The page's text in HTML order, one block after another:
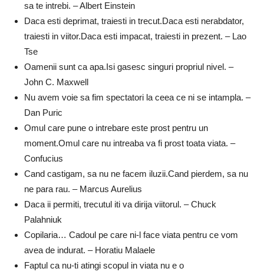
sa te intrebi. – Albert Einstein
Daca esti deprimat, traiesti in trecut.Daca esti nerabdator,
traiesti in viitor.Daca esti impacat, traiesti in prezent. – Lao
Tse
Oamenii sunt ca apa.Isi gasesc singuri propriul nivel. –
John C. Maxwell
Nu avem voie sa fim spectatori la ceea ce ni se intampla. –
Dan Puric
Omul care pune o intrebare este prost pentru un
moment.Omul care nu intreaba va fi prost toata viata. –
Confucius
Cand castigam, sa nu ne facem iluzii.Cand pierdem, sa nu
ne para rau. – Marcus Aurelius
Daca ii permiti, trecutul iti va dirija viitorul. – Chuck
Palahniuk
Copilaria… Cadoul pe care ni-l face viata pentru ce vom
avea de indurat. – Horatiu Malaele
Faptul ca nu-ti atingi scopul in viata nu e o